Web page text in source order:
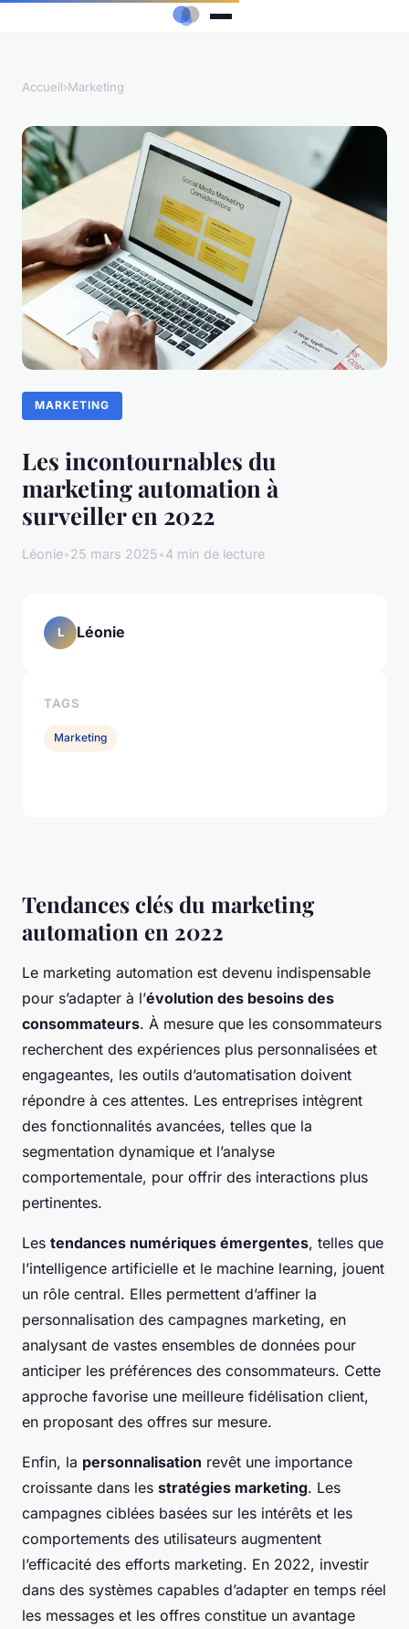
Accueil›Marketing
MARKETING
Les incontournables du
marketing automation à
surveiller en 2022
Léonie•25 mars 2025•4 min de lecture
Tendances clés du marketing
automation en 2022
Le marketing automation est devenu indispensable
pour s’adapter à l’évolution des besoins des
consommateurs. À mesure que les consommateurs
recherchent des expériences plus personnalisées et
engageantes, les outils d’automatisation doivent
répondre à ces attentes. Les entreprises intègrent
des fonctionnalités avancées, telles que la
segmentation dynamique et l’analyse
comportementale, pour offrir des interactions plus
pertinentes.
Les tendances numériques émergentes, telles que
l’intelligence artificielle et le machine learning, jouent
un rôle central. Elles permettent d’affiner la
personnalisation des campagnes marketing, en
analysant de vastes ensembles de données pour
anticiper les préférences des consommateurs. Cette
approche favorise une meilleure fidélisation client,
en proposant des offres sur mesure.
Enfin, la personnalisation revêt une importance
croissante dans les stratégies marketing. Les
campagnes ciblées basées sur les intérêts et les
comportements des utilisateurs augmentent
l’efficacité des efforts marketing. En 2022, investir
dans des systèmes capables d’adapter en temps réel
les messages et les offres constitue un avantage
L Léonie
TAGS
Marketing